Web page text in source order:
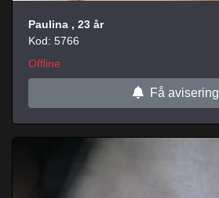
Paulina , 23 år
Kod: 5766
Offline
Få avisering